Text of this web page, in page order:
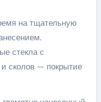
на тщательную
стекла с
сколов — покрытие